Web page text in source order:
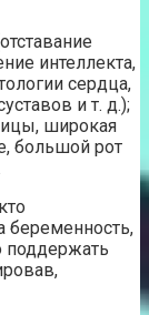
интеллекта,
сердца,
и т. д.);
широкая
большой рот
беременность,
поддержать